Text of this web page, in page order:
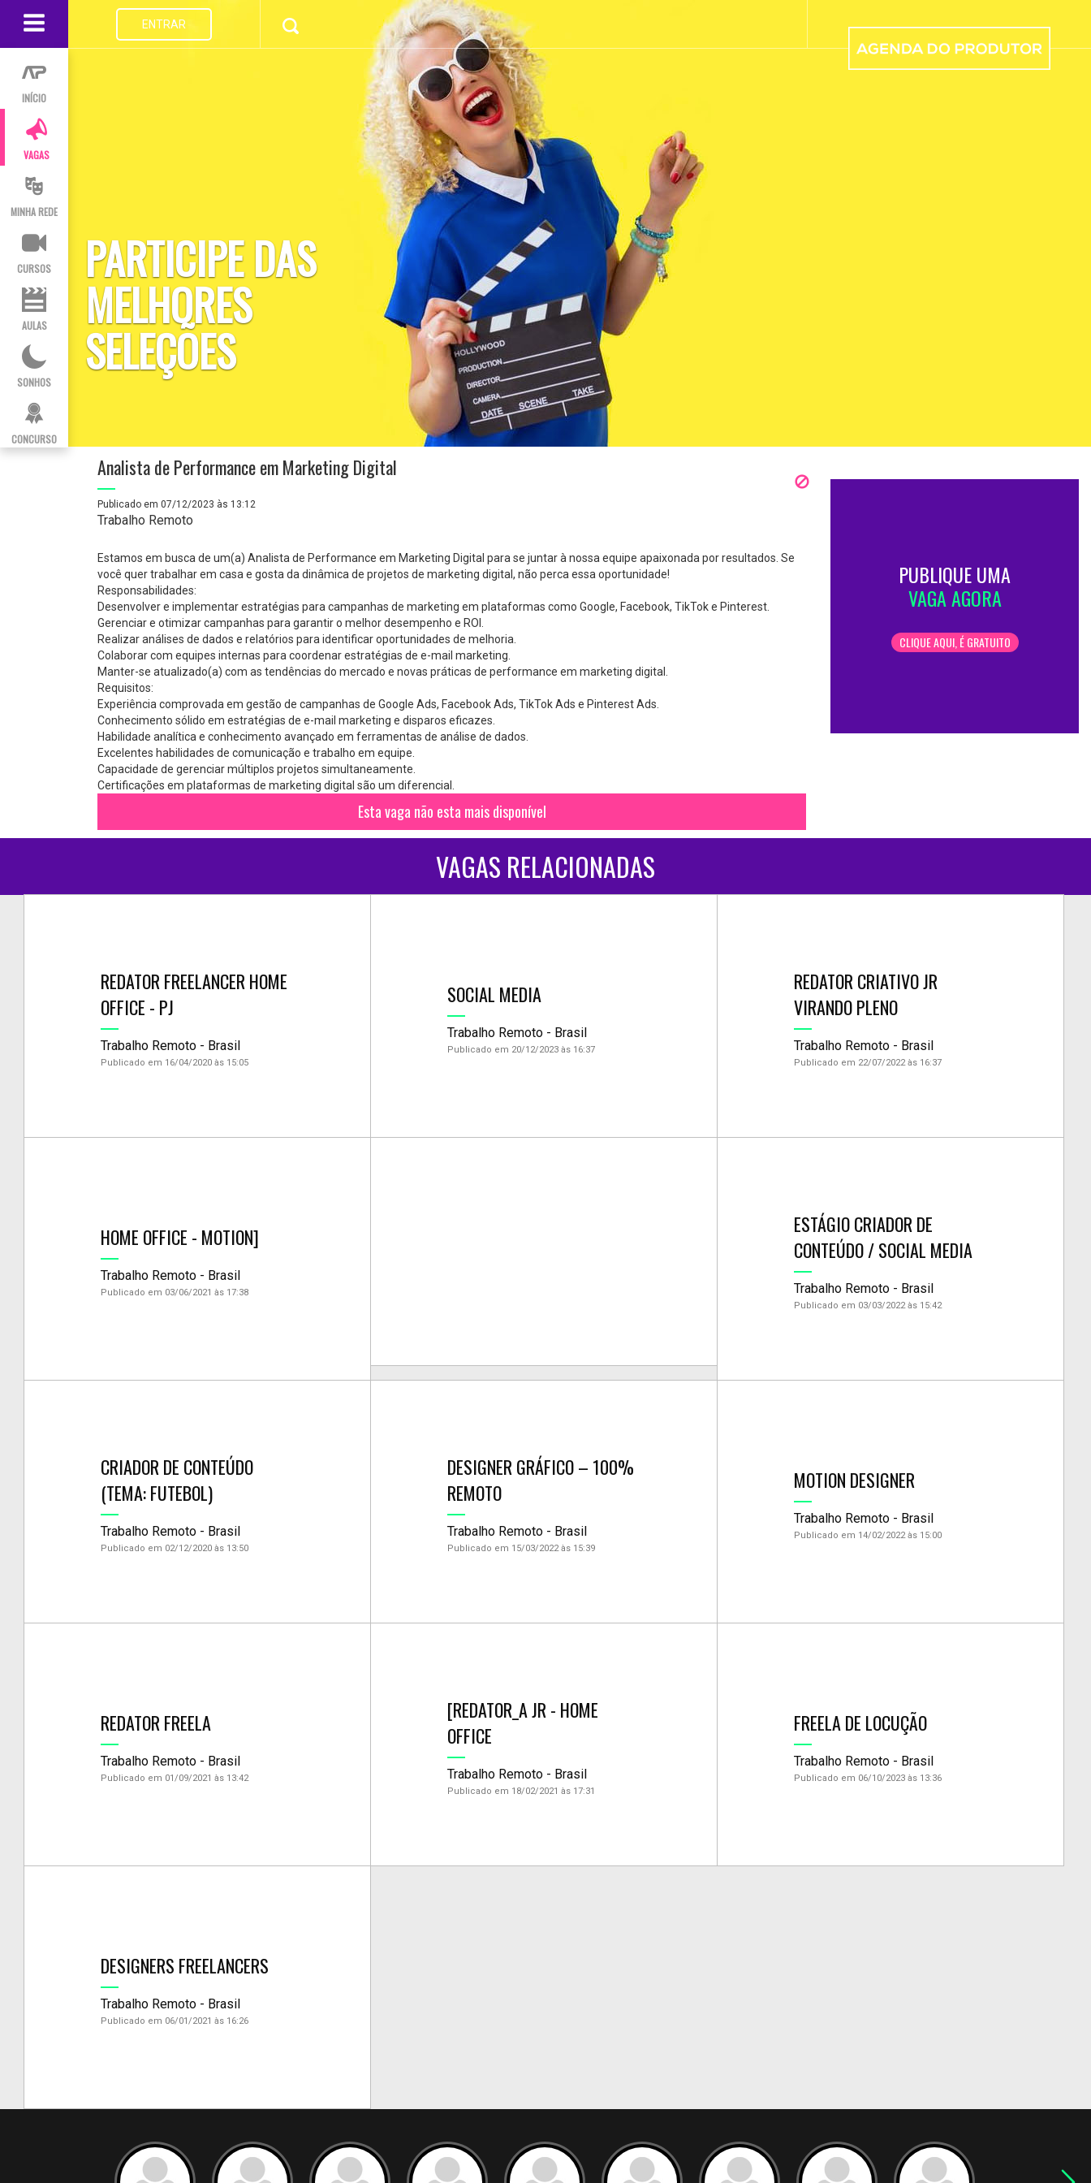
INÍCIO
VAGAS
MINHA REDE
CURSOS
AULAS
SONHOS
CONCURSO
ENTRAR
PARTICIPE DAS
MELHORES
SELEÇÕES
Analista de Performance em Marketing Digital
Publicado em 07/12/2023 às 13:12
Trabalho Remoto
Estamos em busca de um(a) Analista de Performance em Marketing Digital para se juntar à nossa equipe apaixonada por resultados. Se
você quer trabalhar em casa e gosta da dinâmica de projetos de marketing digital, não perca essa oportunidade!
Responsabilidades:
Desenvolver e implementar estratégias para campanhas de marketing em plataformas como Google, Facebook, TikTok e Pinterest.
Gerenciar e otimizar campanhas para garantir o melhor desempenho e ROI.
Realizar análises de dados e relatórios para identificar oportunidades de melhoria.
Colaborar com equipes internas para coordenar estratégias de e-mail marketing.
Manter-se atualizado(a) com as tendências do mercado e novas práticas de performance em marketing digital.
Requisitos:
Experiência comprovada em gestão de campanhas de Google Ads, Facebook Ads, TikTok Ads e Pinterest Ads.
Conhecimento sólido em estratégias de e-mail marketing e disparos eficazes.
Habilidade analítica e conhecimento avançado em ferramentas de análise de dados.
Excelentes habilidades de comunicação e trabalho em equipe.
Capacidade de gerenciar múltiplos projetos simultaneamente.
Certificações em plataformas de marketing digital são um diferencial.
Esta vaga não esta mais disponível
PUBLIQUE UMA
VAGA AGORA
CLIQUE AQUI, É GRATUITO
VAGAS RELACIONADAS
REDATOR FREELANCER HOME
OFFICE - PJ
Trabalho Remoto - Brasil
Publicado em 16/04/2020 às 15:05
SOCIAL MEDIA
Trabalho Remoto - Brasil
Publicado em 20/12/2023 às 16:37
REDATOR CRIATIVO JR
VIRANDO PLENO
Trabalho Remoto - Brasil
Publicado em 22/07/2022 às 16:37
HOME OFFICE - MOTION]
Trabalho Remoto - Brasil
Publicado em 03/06/2021 às 17:38
ESTÁGIO CRIADOR DE
CONTEÚDO / SOCIAL MEDIA
Trabalho Remoto - Brasil
Publicado em 03/03/2022 às 15:42
CRIADOR DE CONTEÚDO
(TEMA: FUTEBOL)
Trabalho Remoto - Brasil
Publicado em 02/12/2020 às 13:50
DESIGNER GRÁFICO – 100%
REMOTO
Trabalho Remoto - Brasil
Publicado em 15/03/2022 às 15:39
MOTION DESIGNER
Trabalho Remoto - Brasil
Publicado em 14/02/2022 às 15:00
REDATOR FREELA
Trabalho Remoto - Brasil
Publicado em 01/09/2021 às 13:42
[REDATOR_A JR - HOME
OFFICE
Trabalho Remoto - Brasil
Publicado em 18/02/2021 às 17:31
FREELA DE LOCUÇÃO
Trabalho Remoto - Brasil
Publicado em 06/10/2023 às 13:36
DESIGNERS FREELANCERS
Trabalho Remoto - Brasil
Publicado em 06/01/2021 às 16:26